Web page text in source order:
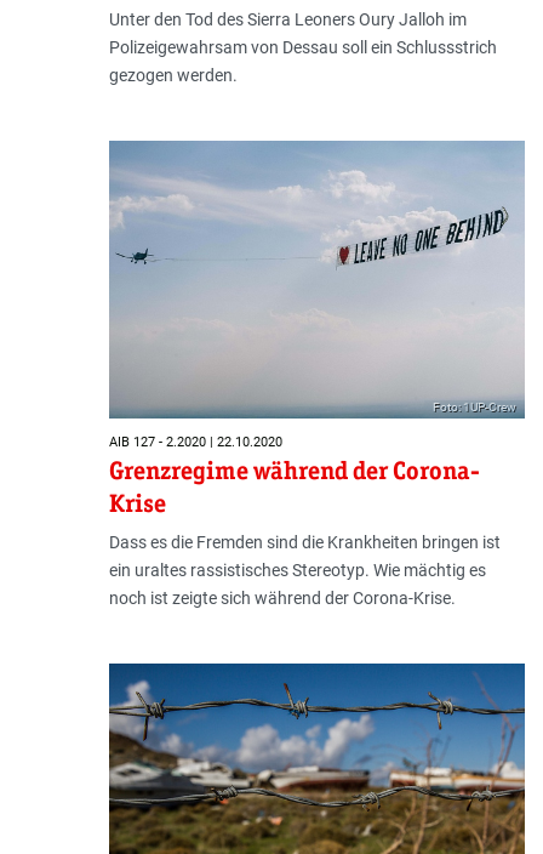
Unter den Tod des Sierra Leoners Oury Jalloh im
Polizeigewahrsam von Dessau soll ein Schlussstrich
gezogen werden.
Foto: 1UP-Crew
AIB 127 - 2.2020 | 22.10.2020
Grenzregime während der Corona-
Krise
Dass es die Fremden sind die Krankheiten bringen ist
ein uraltes rassistisches Stereotyp. Wie mächtig es
noch ist zeigte sich während der Corona-Krise.